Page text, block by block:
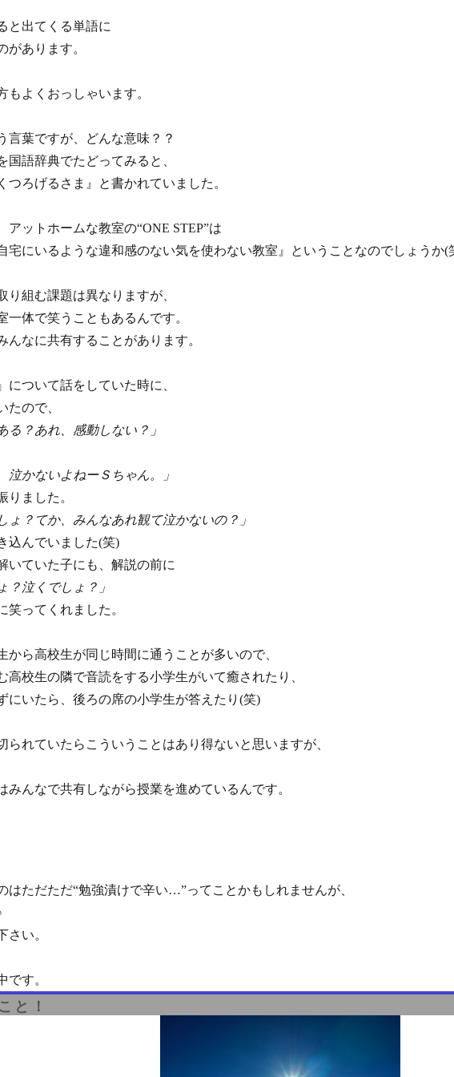
と出てくる単語に
があります。
よくおっしゃいます。
言葉ですが、どんな意味？？
国語辞典でたどってみると、
つろげるさま』と書かれていました。
ットホームな教室の“ONE STEP”は
宅にいるような違和感のない気を使わない教室』ということなのでしょうか(
組む課題は異なりますが、
一体で笑うこともあるんです。
んなに共有することがあります。
について話をしていた時に、
たので、
る？あれ、感動しない？」
泣かないよねーＳちゃん。」
りました。
ょ？てか、みんなあれ観て泣かないの？」
込んでいました(笑)
いていた子にも、解説の前に
？泣くでしょ？」
笑ってくれました。
から高校生が同じ時間に通うことが多いので、
高校生の隣で音読をする小学生がいて癒されたり、
にいたら、後ろの席の小学生が答えたり(笑)
られていたらこういうことはあり得ないと思いますが、
みんなで共有しながら授業を進めているんです。
はただただ“勉強漬けで辛い…”ってことかもしれませんが、
さい。
です。
と！